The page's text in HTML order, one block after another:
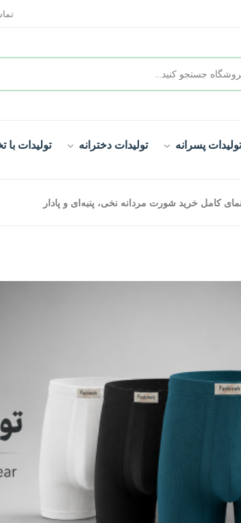
تولیدات پسرانه تولیدات دخترانه تولیدات با
کامل خرید شورت مردانه نخی، پنبه‌ای و پادار